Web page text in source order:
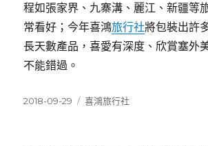
程如張家界、九寨溝、麗江、新疆等
常看好；今年喜鴻旅行社將包裝出許
長天數產品，喜愛有深度、欣賞塞外
不能錯過。
發
2018-09-29
分
喜鴻旅行社